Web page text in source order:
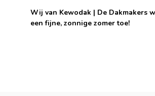
Wij van Kewodak | De Dakmakers
een fijne, zonnige zomer toe!